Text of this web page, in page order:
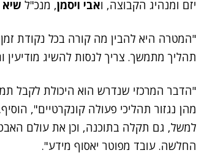
יזם ומנהיג הקבוצה, ואבי ויסמן, מנכ"ל שיא
"המטרה היא להבין מה קורה בכל נקודת זמן
תהליך מתמשך. צריך לנסות להשיג
"הדבר המרכזי שנדרש הוא היכולת לקבל
מהן נגזור תהליכי פעולה קונקרטיים",
למשל, גם תקלה בתוכנה, וכן את עולם
החלשה. עובד מפוטר יאסוף מידע".